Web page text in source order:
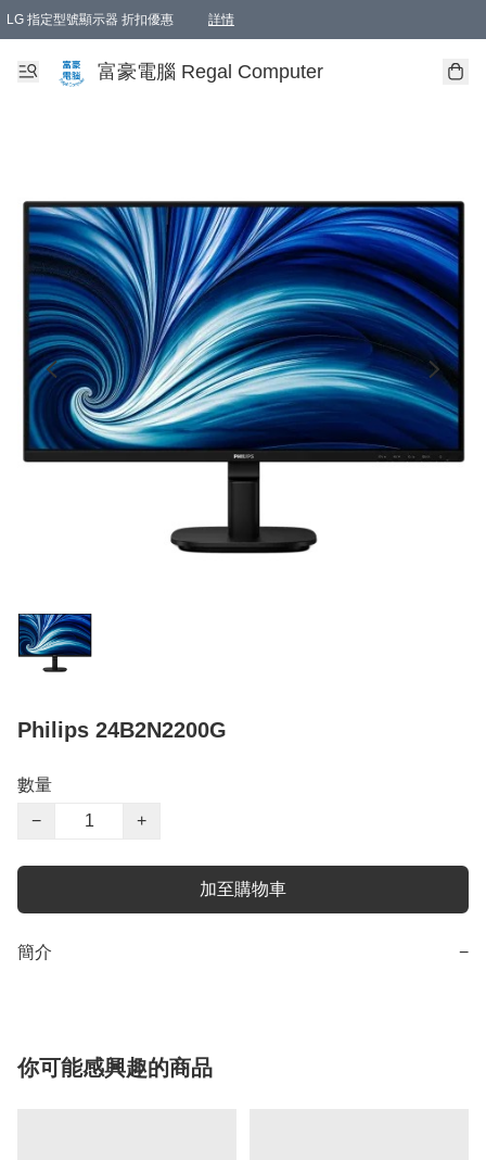
LG 指定型號顯示器 折扣優惠 詳情
富豪電腦 Regal Computer
Philips 24B2N2200G
數量
−
+
加至購物車
簡介 −
你可能感興趣的商品